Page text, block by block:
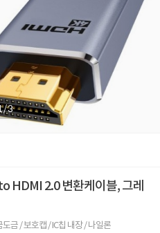
/3
HDMI 2.0 변환케이블, 그레
금 / 보호캡 / IC칩 내장 / 나일론